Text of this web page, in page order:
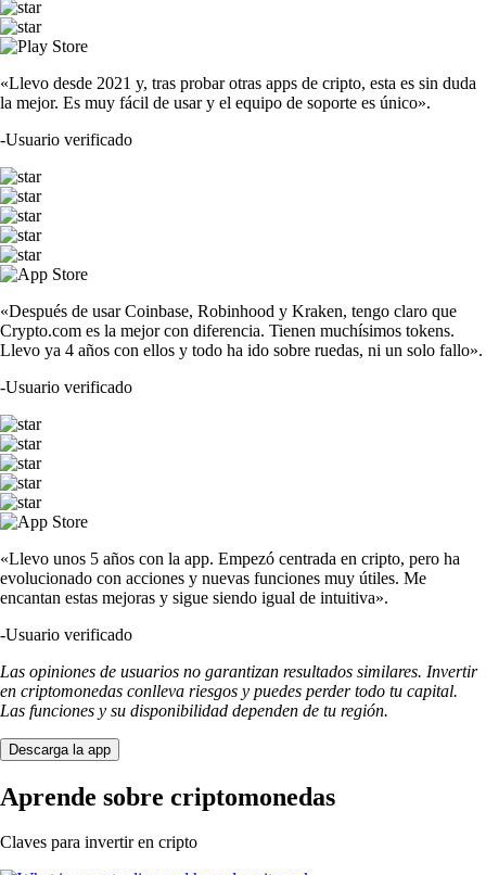
«Llevo desde 2021 y, tras probar otras apps de cripto, esta es sin duda
la mejor. Es muy fácil de usar y el equipo de soporte es único».
-Usuario verificado
«Después de usar Coinbase, Robinhood y Kraken, tengo claro que
Crypto.com es la mejor con diferencia. Tienen muchísimos tokens.
Llevo ya 4 años con ellos y todo ha ido sobre ruedas, ni un solo fallo».
-Usuario verificado
«Llevo unos 5 años con la app. Empezó centrada en cripto, pero ha
evolucionado con acciones y nuevas funciones muy útiles. Me
encantan estas mejoras y sigue siendo igual de intuitiva».
-Usuario verificado
Las opiniones de usuarios no garantizan resultados similares. Invertir
en criptomonedas conlleva riesgos y puedes perder todo tu capital.
Las funciones y su disponibilidad dependen de tu región.
Descarga la app
Aprende sobre criptomonedas
Claves para invertir en cripto